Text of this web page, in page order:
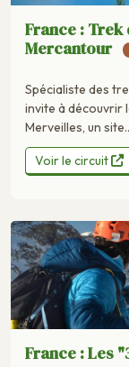
France :
Mercantour
Spécialiste des
invite à découvrir
Merveilles, un site..
Voir le circuit
France : Les